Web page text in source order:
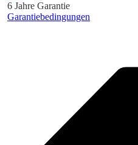
6 Jahre Garantie
Garantiebedingungen